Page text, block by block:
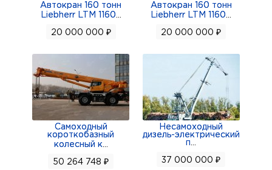
основана в 1993 году.У организации 12 филиалов
по всей территории Российской
Федерации.Фирма напрямую работает с
ведущими изготовителями и дистрибьюторами
из Японии, Швеции, Бельгии, Испании, Индии и
Китая, поставляя продукцию по наилучшим
стоимостям и в кратчайшие сроки.
Автокран 160 тонн
Liebherr LTM 1160
20 000 000 ₽
Автокран 160 тонн
Liebherr LTM 1160
20 000 000 ₽
Самоходный
короткобазный
колесный к
50 264 748 ₽
Несамоходный
дизель-электрический
п
37 000 000 ₽